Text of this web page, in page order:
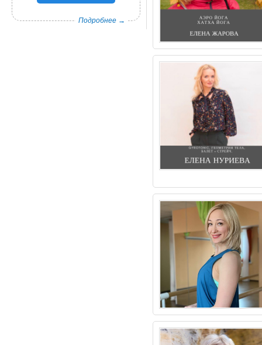
Подробнее →